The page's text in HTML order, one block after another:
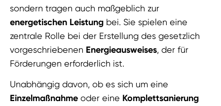
sondern tragen auch maßgeblich zur
energetischen Leistung bei. Sie spielen eine
zentrale Rolle bei der Erstellung des gesetzlich
vorgeschriebenen Energieausweises, der für
Förderungen erforderlich ist.
Unabhängig davon, ob es sich um eine
Einzelmaßnahme oder eine Komplettsanierung